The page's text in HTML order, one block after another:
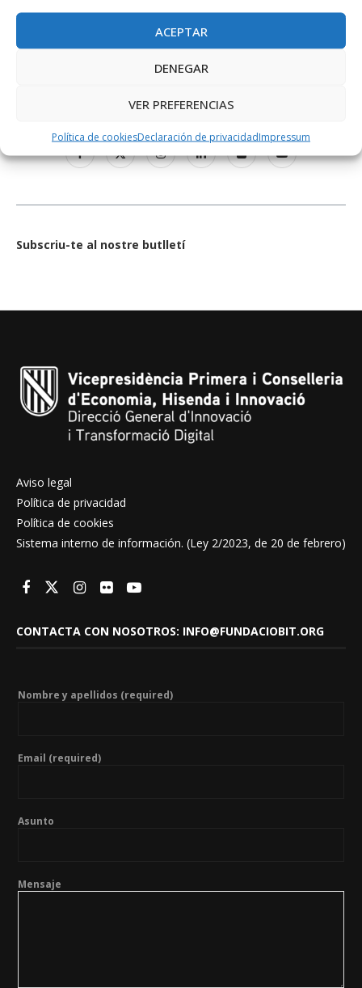
ACEPTAR
DENEGAR
VER PREFERENCIAS
Política de cookiesDeclaración de privacidadImpressum
Subscriu-te al nostre butlletí
Aviso legal
Política de privacidad
Política de cookies
Sistema interno de información. (Ley 2/2023, de 20 de febrero)
CONTACTA CON NOSOTROS: INFO@FUNDACIOBIT.ORG
Nombre y apellidos (required)
Email (required)
Asunto
Mensaje